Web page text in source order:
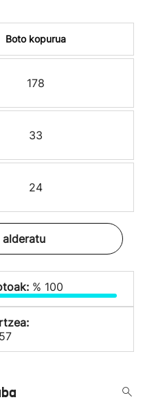
Boto kopurua
178
33
24
% 100